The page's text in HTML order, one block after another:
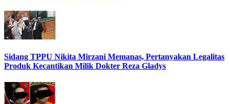
Sidang TPPU Nikita Mirzani Memanas, Pertanyakan Legalitas
Produk Kecantikan Milik Dokter Reza Gladys